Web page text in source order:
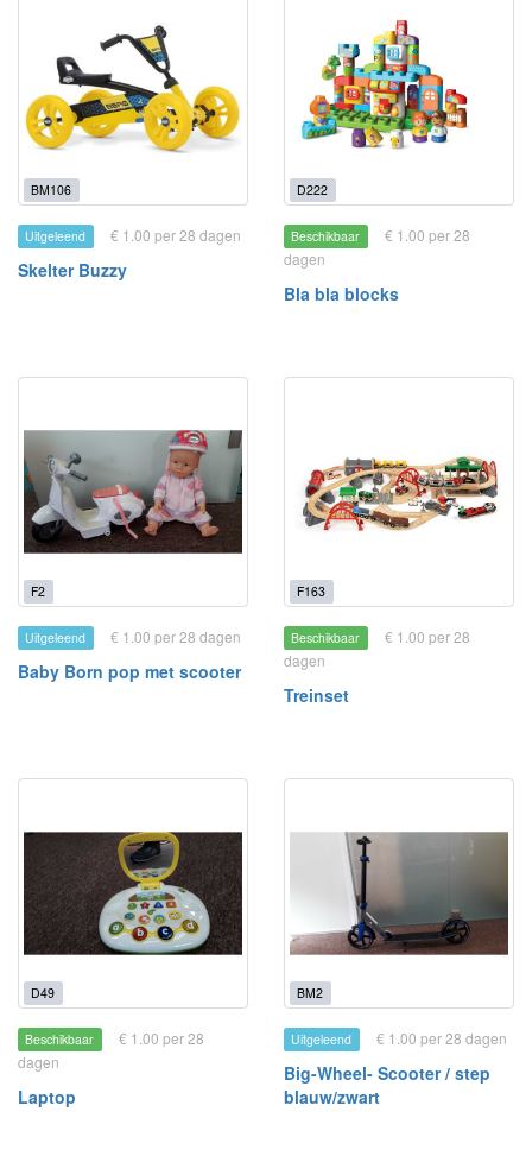
BM106
Uitgeleend € 1.00 per 28 dagen
Skelter Buzzy
D222
Beschikbaar
€ 1.00 per 28
dagen
Bla bla blocks
F2
Uitgeleend € 1.00 per 28 dagen
Baby Born pop met scooter
F163
Beschikbaar
€ 1.00 per 28
dagen
Treinset
D49
Beschikbaar
€ 1.00 per 28
dagen
Laptop
BM2
Uitgeleend € 1.00 per 28 dagen
Big-Wheel- Scooter / step
blauw/zwart